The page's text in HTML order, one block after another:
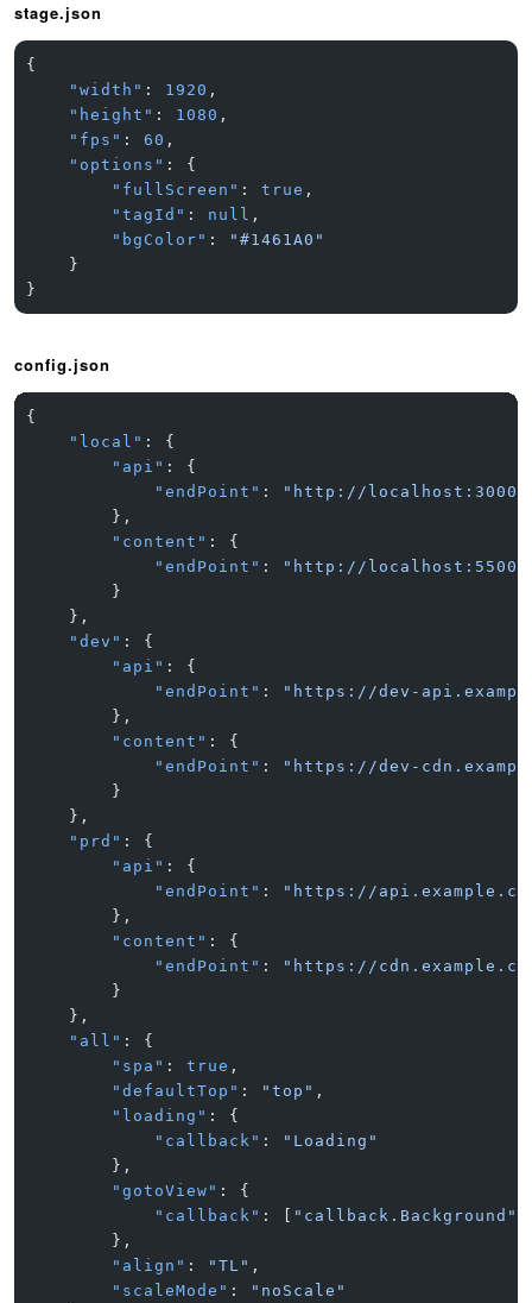
stage.json
{
    "width"
: 1920 ,
    "height"
: 1080 ,
    "fps"
: 60 ,
    "options"
: {
        "fullScreen"
: true ,
        "tagId"
: null ,
        "bgColor"
:
"#1461A0"
    }
}
config.json
{
    "local"
: {
        "api"
: {
            "endPoint"
:
"http://
        },
        "content"
: {
            "endPoint"
:
"http://localhost:5500/
        }
    },
    "dev"
: {
        "api"
: {
            "endPoint"
:
"https://dev-
        },
        "content"
: {
            "endPoint"
:
"https://dev-
        }
    },
    "prd"
: {
        "api"
: {
            "endPoint"
:
"https://
        },
        "content"
: {
            "endPoint"
:
"https://
        }
    },
    "all"
: {
        "spa"
: true ,
        "defaultTop"
: "top" ,
        "loading"
: {
            "callback"
:
"Loading"
        },
        "gotoView"
: {
            "callback"
: [ "callback.Background"
        },
        "align"
: "TL" ,
        "scaleMode"
:
"noScale"